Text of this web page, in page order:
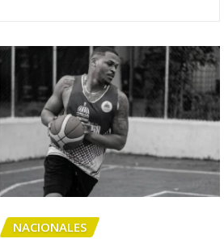
NACIONALES